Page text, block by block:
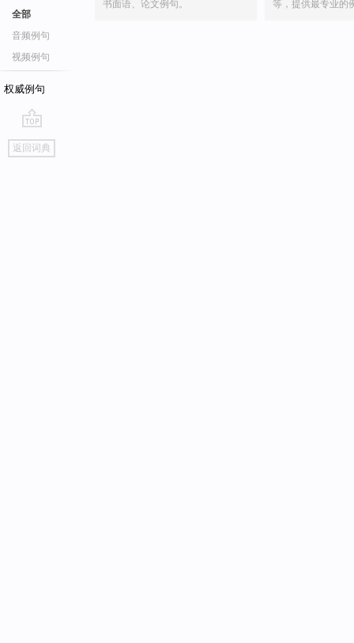
全部
音频例句
视频例句
权威例句
go
top
返回词典
书面语、论文例句。
等，提供最专业的